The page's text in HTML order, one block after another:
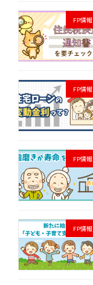
FP情報
FP情報
FP情報
FP情報